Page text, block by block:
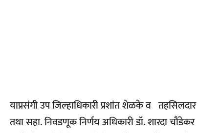
याप्रसंगी उप जिल्हाधिकारी प्रशांत शेळके व तहसिलदार
तथा सहा. निवडणूक निर्णय अधिकारी डॉ. शारदा चौंडेकर